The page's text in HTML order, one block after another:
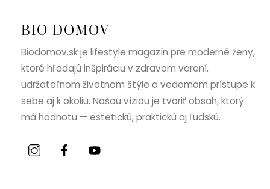
BIO DOMOV
Biodomov.sk je lifestyle magazín pre moderné ženy,
ktoré hľadajú inšpiráciu v zdravom varení,
udržateľnom životnom štýle a vedomom prístupe k
sebe aj k okoliu. Našou víziou je tvoriť obsah, ktorý
má hodnotu — estetickú, praktickú aj ľudskú.